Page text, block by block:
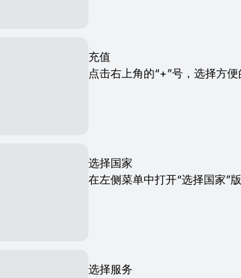
充值
点击右上角的“+”号，选择方
选择国家
在左侧菜单中打开“选择国家”
选择服务